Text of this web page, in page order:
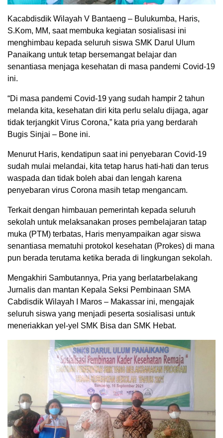
Kacabdisdik Wilayah V Bantaeng – Bulukumba, Haris,
S.Kom, MM, saat membuka kegiatan sosialisasi ini
menghimbau kepada seluruh siswa SMK Darul Ulum
Panaikang untuk tetap bersemangat belajar dan
senantiasa menjaga kesehatan di masa pandemi Covid-19
ini.
“Di masa pandemi Covid-19 yang sudah hampir 2 tahun
melanda kita, kesehatan diri kita perlu selalu dijaga, agar
tidak terjangkit Virus Corona,” kata pria yang berdarah
Bugis Sinjai – Bone ini.
Menurut Haris, kendatipun saat ini penyebaran Covid-19
sudah mulai melandai, kita tetap harus hati-hati dan terus
waspada dan tidak boleh abai dan lengah karena
penyebaran virus Corona masih tetap mengancam.
Terkait dengan himbauan pemerintah kepada seluruh
sekolah untuk melaksanakan proses pembelajaran tatap
muka (PTM) terbatas, Haris menyampaikan agar siswa
senantiasa mematuhi protokol kesehatan (Prokes) di mana
pun berada terutama ketika berada di lingkungan sekolah.
Mengakhiri Sambutannya, Pria yang berlatarbelakang
Jurnalis dan mantan Kepala Seksi Pembinaan SMA
Cabdisdik Wilayah I Maros – Makassar ini, mengajak
seluruh siswa yang menjadi peserta sosialisasi untuk
meneriakkan yel-yel SMK Bisa dan SMK Hebat.